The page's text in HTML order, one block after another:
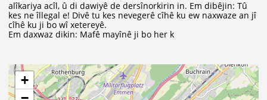
alîkariya acîl, û di dawiyê de dersînorkirin in. Em dibêjin: Tû
kes ne îllegal e! Divê tu kes nevegerê cîhê ku ew naxwaze an jî
cîhê ku ji bo wî xetereyê.
Em daxwaz dikin: Mafê mayînê ji bo her k
+